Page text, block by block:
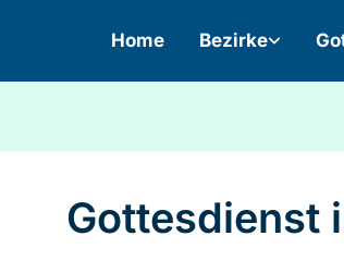
Home Bezirke
Gottesdienst